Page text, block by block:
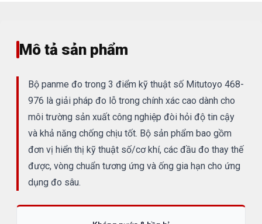
Mô tả sản phẩm
Bộ panme đo trong 3 điểm kỹ thuật số Mitutoyo 468-
976 là giải pháp đo lỗ trong chính xác cao dành cho
môi trường sản xuất công nghiệp đòi hỏi độ tin cậy
và khả năng chống chịu tốt. Bộ sản phẩm bao gồm
đơn vị hiển thị kỹ thuật số/cơ khí, các đầu đo thay thế
được, vòng chuẩn tương ứng và ống gia hạn cho ứng
dụng đo sâu.